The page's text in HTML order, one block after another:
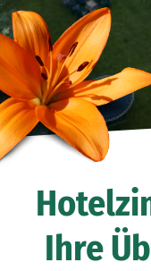
Ihre